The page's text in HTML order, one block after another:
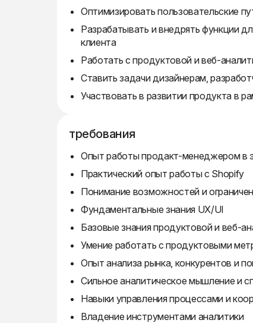
Оптимизировать пользовательские
Разрабатывать и внедрять функции
клиента
Работать с продуктовой и веб-
Ставить задачи дизайнерам,
Участвовать в развитии продукта в
требования
Опыт работы продакт-менеджером в
Практический опыт работы с Shopify
Понимание возможностей и
Фундаментальные знания UX/UI
Базовые знания продуктовой и веб-
Умение работать с продуктовыми
Опыт анализа рынка, конкурентов и
Сильное аналитическое мышление и
Навыки управления процессами и
Владение инструментами аналитики